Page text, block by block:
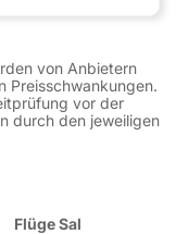
von Anbietern
Preisschwankungen.
vor der
durch den jeweiligen
Flüge Sal